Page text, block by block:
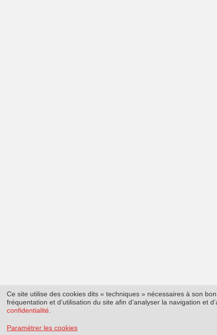
Ce site utilise des cookies dits « techniques » nécessaires à son
fréquentation et d’utilisation du site afin d’analyser la navigation et
confidentialité
Paramétrer les cookies